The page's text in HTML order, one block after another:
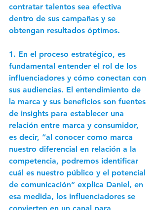
contratar talentos sea efectiva
dentro de sus campañas y se
obtengan resultados óptimos.
1. En el proceso estratégico, es
fundamental entender el rol de los
influenciadores y cómo conectan con
sus audiencias. El entendimiento de
la marca y sus beneficios son fuentes
de insights para establecer una
relación entre marca y consumidor,
es decir, “al conocer como marca
nuestro diferencial en relación a la
competencia, podremos identificar
cuál es nuestro público y el potencial
de comunicación” explica Daniel, en
esa medida, los influenciadores se